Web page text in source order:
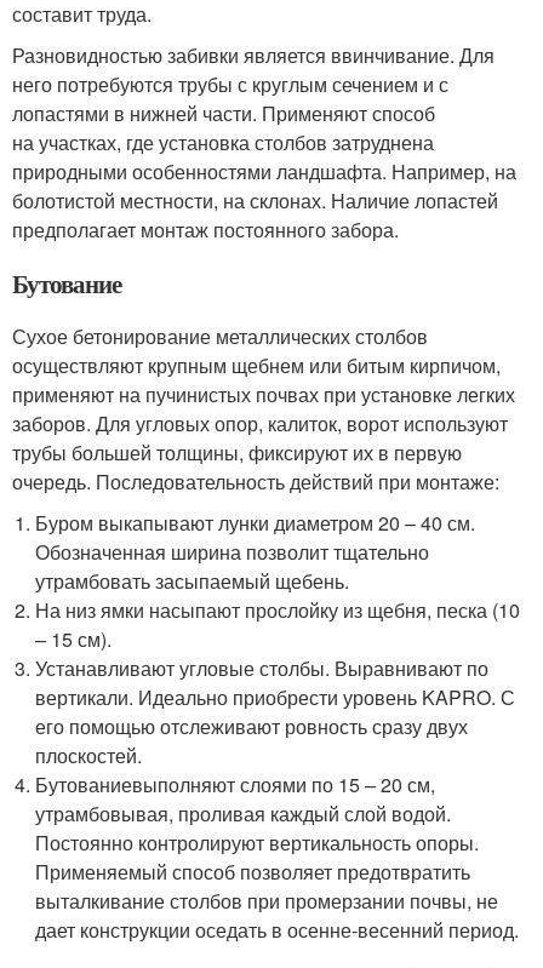
составит труда.
Разновидностью забивки является ввинчивание. Для
него потребуются трубы с круглым сечением и с
лопастями в нижней части. Применяют способ
на участках, где установка столбов затруднена
природными особенностями ландшафта. Например, на
болотистой местности, на склонах. Наличие лопастей
предполагает монтаж постоянного забора.
Бутование
Сухое бетонирование металлических столбов
осуществляют крупным щебнем или битым кирпичом,
применяют на пучинистых почвах при установке легких
заборов. Для угловых опор, калиток, ворот используют
трубы большей толщины, фиксируют их в первую
очередь. Последовательность действий при монтаже:
Буром выкапывают лунки диаметром 20 – 40 см.
Обозначенная ширина позволит тщательно
утрамбовать засыпаемый щебень.
На низ ямки насыпают прослойку из щебня, песка (10
– 15 см).
Устанавливают угловые столбы. Выравнивают по
вертикали. Идеально приобрести уровень KAPRO. С
его помощью отслеживают ровность сразу двух
плоскостей.
Бутованиевыполняют слоями по 15 – 20 см,
утрамбовывая, проливая каждый слой водой.
Постоянно контролируют вертикальность опоры.
Применяемый способ позволяет предотвратить
выталкивание столбов при промерзании почвы, не
дает конструкции оседать в осенне-весенний период.